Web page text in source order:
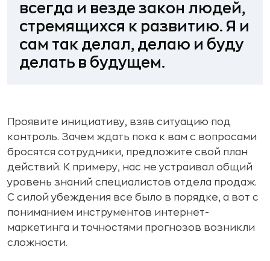
всегда и везде закон людей,
стремящихся к развитию. Я и
сам так делал, делаю и буду
делать в будущем.
Проявите инициативу, взяв ситуацию под
контроль. Зачем ждать пока к вам с вопросами
бросятся сотрудники, предложите свой план
действий. К примеру, нас не устраивал общий
уровень знаний специалистов отдела продаж.
С силой убеждения все было в порядке, а вот с
пониманием инструментов интернет-
маркетинга и точностями прогнозов возникли
сложности.